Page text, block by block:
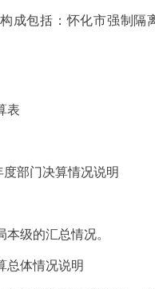
成包括：怀化市强制隔
表
部门决算情况说明
本级的汇总情况。
总体情况说明